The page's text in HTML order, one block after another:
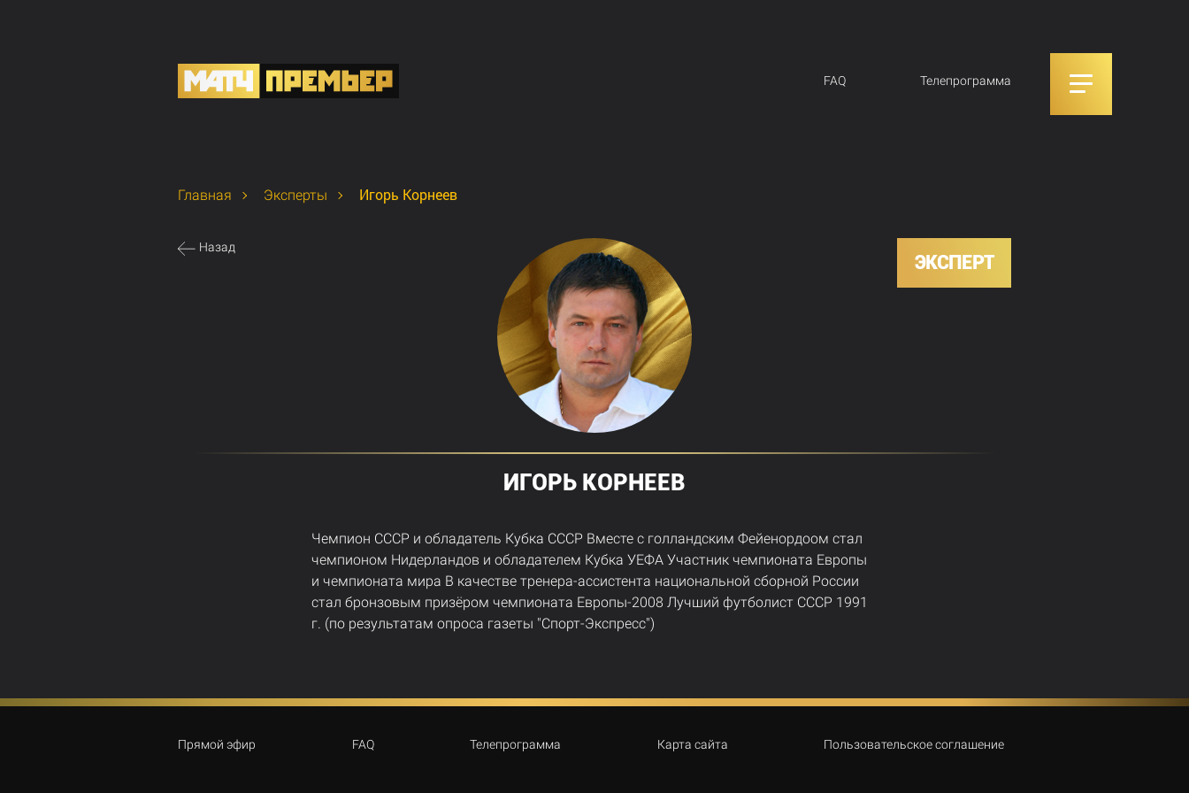
FAQ Телепрограмма
Главная Эксперты Игорь Корнеев
Назад
ЭКСПЕРТ
ИГОРЬ КОРНЕЕВ
Чемпион СССР и обладатель Кубка СССР Вместе с голландским Фейенордоом стал
чемпионом Нидерландов и обладателем Кубка УЕФА Участник чемпионата Европы
и чемпионата мира В качестве тренера-ассистента национальной сборной России
стал бронзовым призёром чемпионата Европы-2008 Лучший футболист СССР 1991
г. (по результатам опроса газеты "Спорт-Экспресс")
Прямой эфир FAQ Телепрограмма Карта сайта Пользовательское соглашение